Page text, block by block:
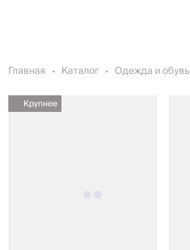
Главная Каталог Одежда и обувь
Крупнее